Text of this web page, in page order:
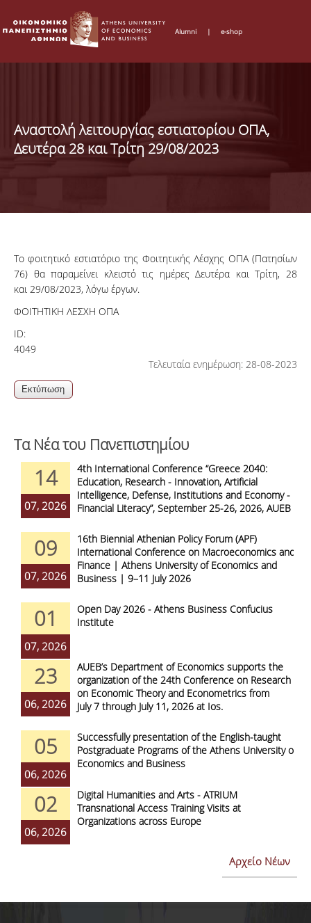
Alumni | e-shop
Αναστολή λειτουργίας εστιατορίου ΟΠΑ,
Δευτέρα 28 και Τρίτη 29/08/2023
Το φοιτητικό εστιατόριο της Φοιτητικής Λέσχης ΟΠΑ (Πατησίων
76) θα παραμείνει κλειστό τις ημέρες Δευτέρα και Τρίτη, 28
και 29/08/2023, λόγω έργων.
ΦΟΙΤΗΤΙΚΗ ΛΕΣΧΗ ΟΠΑ
ID:
4049
Τελευταία ενημέρωση: 28-08-2023
Τα Νέα του Πανεπιστημίου
14
07, 2026
4th International Conference “Greece 2040:
Education, Research - Innovation, Artificial
Intelligence, Defense, Institutions and Economy -
Financial Literacy”, September 25-26, 2026, AUEB
09
07, 2026
16th Biennial Athenian Policy Forum (APF)
International Conference on Macroeconomics and
Finance | Athens University of Economics and
Business | 9–11 July 2026
01
07, 2026
Open Day 2026 - Athens Business Confucius
Institute
23
06, 2026
AUEB’s Department of Economics supports the
organization of the 24th Conference on Research
on Economic Theory and Econometrics from
July 7 through July 11, 2026 at Ios.
05
06, 2026
Successfully presentation of the English-taught
Postgraduate Programs of the Athens University of
Economics and Business
02
06, 2026
Digital Humanities and Arts - ATRIUM
Transnational Access Training Visits at
Organizations across Europe
Αρχείο Νέων